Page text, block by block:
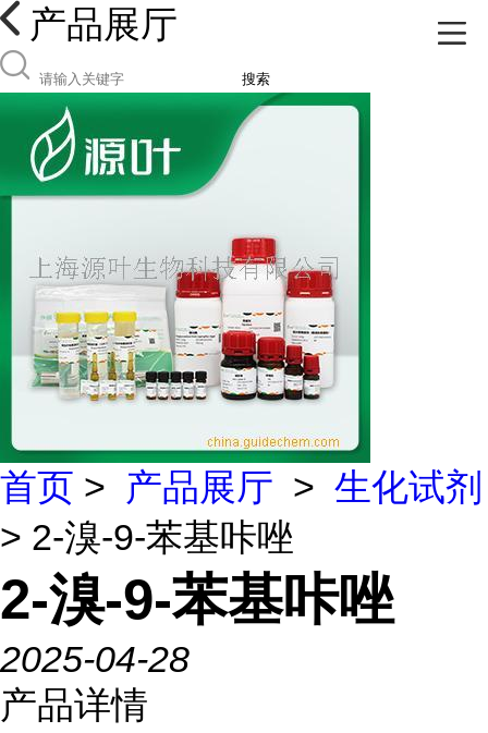
产品展厅
搜索
首页 > 产品展厅 > 生化试剂
> 2-溴-9-苯基咔唑
2-溴-9-苯基咔唑
2025-04-28
产品详情